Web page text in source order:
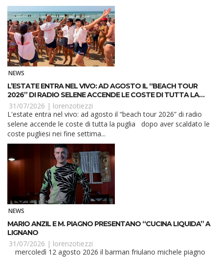
NEWS
L’ESTATE ENTRA NEL VIVO: AD AGOSTO IL “BEACH TOUR
2026” DI RADIO SELENE ACCENDE LE COSTE DI TUTTA LA
PUGLIA
31/07/2026 | lorenzotiezzi
L'estate entra nel vivo: ad agosto il “beach tour 2026” di radio
selene accende le coste di tutta la puglia dopo aver scaldato le
coste pugliesi nei fine settima...
NEWS
MARIO ANZIL E M. PIAGNO PRESENTANO “CUCINA LIQUIDA” A
LIGNANO
31/07/2026 | lorenzotiezzi